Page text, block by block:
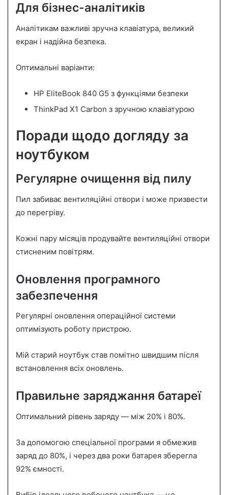
Для бізнес-аналітиків
Аналітикам важливі зручна клавіатура, великий
екран і надійна безпека.
Оптимальні варіанти:
HP EliteBook 840 G5 з функціями безпеки
ThinkPad X1 Carbon з зручною клавіатурою
Поради щодо догляду за
ноутбуком
Регулярне очищення від пилу
Пил забиває вентиляційні отвори і може призвести
до перегріву.
Кожні пару місяців продувайте вентиляційні отвори
стисненим повітрям.
Оновлення програмного
забезпечення
Регулярні оновлення операційної системи
оптимізують роботу пристрою.
Мій старий ноутбук став помітно швидшим після
встановлення всіх оновлень.
Правильне заряджання батареї
Оптимальний рівень заряду — між 20% і 80%.
За допомогою спеціальної програми я обмежив
заряд до 80%, і через два роки батарея зберегла
92% ємності.